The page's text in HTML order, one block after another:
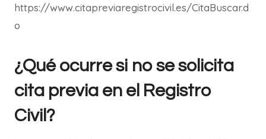
https://www.citapreviaregistrocivil.es/CitaBuscar.d
o
¿Qué ocurre si no se solicita
cita previa en el Registro
Civil?